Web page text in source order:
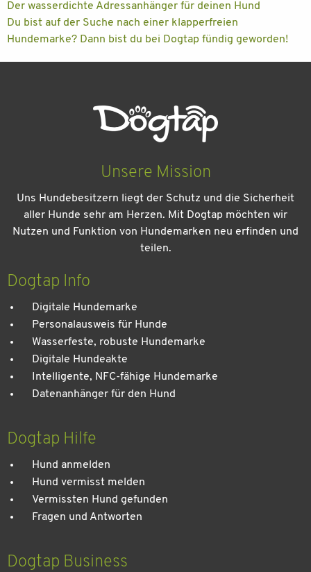
Der wasserdichte Adressanhänger für deinen Hund
Du bist auf der Suche nach einer klapperfreien
Hundemarke? Dann bist du bei Dogtap fündig geworden!
Unsere Mission
Uns Hundebesitzern liegt der Schutz und die Sicherheit
aller Hunde sehr am Herzen. Mit Dogtap möchten wir
Nutzen und Funktion von Hundemarken neu erfinden und
teilen.
Dogtap Info
Digitale Hundemarke
Personalausweis für Hunde
Wasserfeste, robuste Hundemarke
Digitale Hundeakte
Intelligente, NFC-fähige Hundemarke
Datenanhänger für den Hund
Dogtap Hilfe
Hund anmelden
Hund vermisst melden
Vermissten Hund gefunden
Fragen und Antworten
Dogtap Business